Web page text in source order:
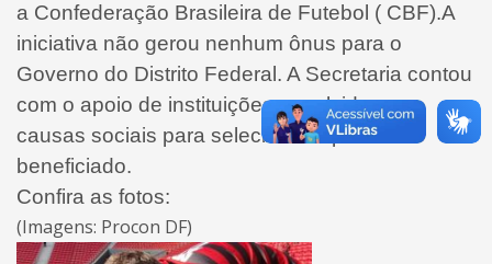
a Confederação Brasileira de Futebol ( CBF).A
iniciativa não gerou nenhum ônus para o
Governo do Distrito Federal. A Secretaria contou
com o apoio de instituições envolvidas em
causas sociais para selecionar o público
beneficiado.
Confira as fotos:
(Imagens: Procon DF)